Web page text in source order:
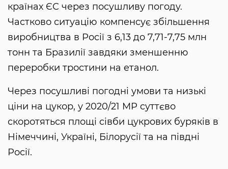
країнах ЄС через посушливу погоду.
Частково ситуацію компенсує збільшення
виробництва в Росії з 6,13 до 7,71-7,75 млн
тонн та Бразилії завдяки зменшенню
переробки тростини на етанол.
Через посушливі погодні умови та низькі
ціни на цукор, у 2020/21 МР суттєво
скоротяться площі сівби цукрових буряків в
Німеччині, Україні, Білорусії та на півдні
Росії.